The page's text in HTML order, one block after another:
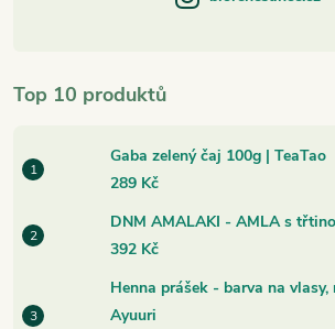
Top 10 produktů
Gaba zelený čaj 100g | TeaTao
289 Kč
DNM AMALAKI - AMLA s
392 Kč
Henna prášek - barva na vlasy,
Ayuuri